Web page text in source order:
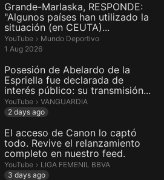
Grande-Marlaska, RESPONDE:
"Algunos países han utilizado la
situación (en CEUTA)...
YouTube › Mundo Deportivo.
Mundo Deportivo
1 Aug 2026
Posesión de Abelardo de la
Espriella fue declarada de
interés público: su transmisión...
YouTube › VANGUARDIA.
VANGUARDIA
2 days ago
El acceso de Canon lo captó
todo. Revive el relanzamiento
completo en nuestro feed.
YouTube › LIGA FEMENIL BBVA.
LIGA FEMENIL BBVA
3 days ago